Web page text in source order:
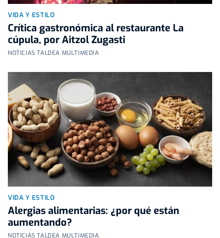
VIDA Y ESTILO
Crítica gastronómica al restaurante La
cúpula, por Aitzol Zugasti
NOTICIAS TALDEA MULTIMEDIA
VIDA Y ESTILO
Alergias alimentarias: ¿por qué están
aumentando?
NOTICIAS TALDEA MULTIMEDIA